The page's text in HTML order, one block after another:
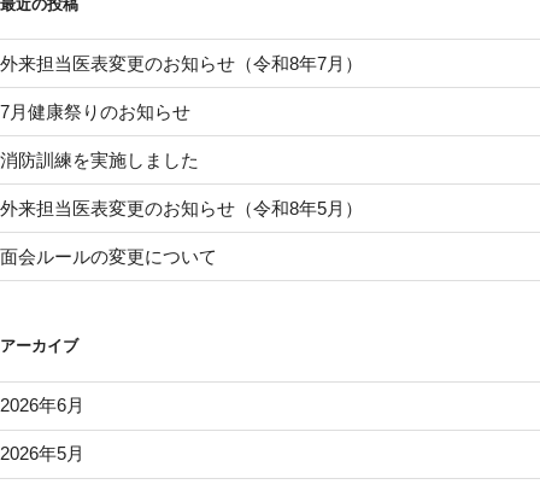
最近の投稿
外来担当医表変更のお知らせ（令和8年7月）
7月健康祭りのお知らせ
消防訓練を実施しました
外来担当医表変更のお知らせ（令和8年5月）
面会ルールの変更について
アーカイブ
2026年6月
2026年5月